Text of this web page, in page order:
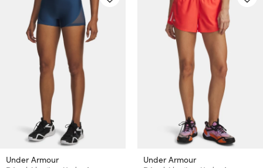
Under Armour Under Armour